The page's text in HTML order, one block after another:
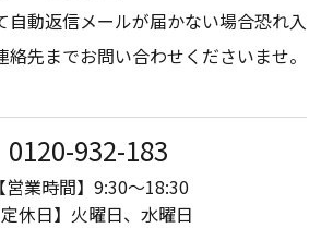
自動返信メールが届かない場合恐れ入
絡先までお問い合わせくださいませ。
0120-932-183
【営業時間】9:30〜18:30
定休日】火曜日、水曜日